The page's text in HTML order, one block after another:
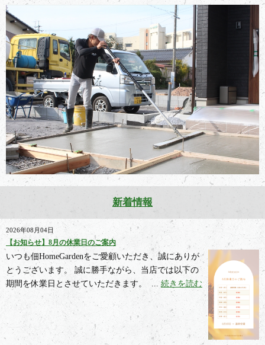
新着情報
2026年08月04日
【お知らせ】8月の休業日のご案内
いつも佃HomeGardenをご愛顧いただき、誠にありが
とうございます。 誠に勝手ながら、当店では以下の
期間を休業日とさせていただきます。  ... 続きを読む